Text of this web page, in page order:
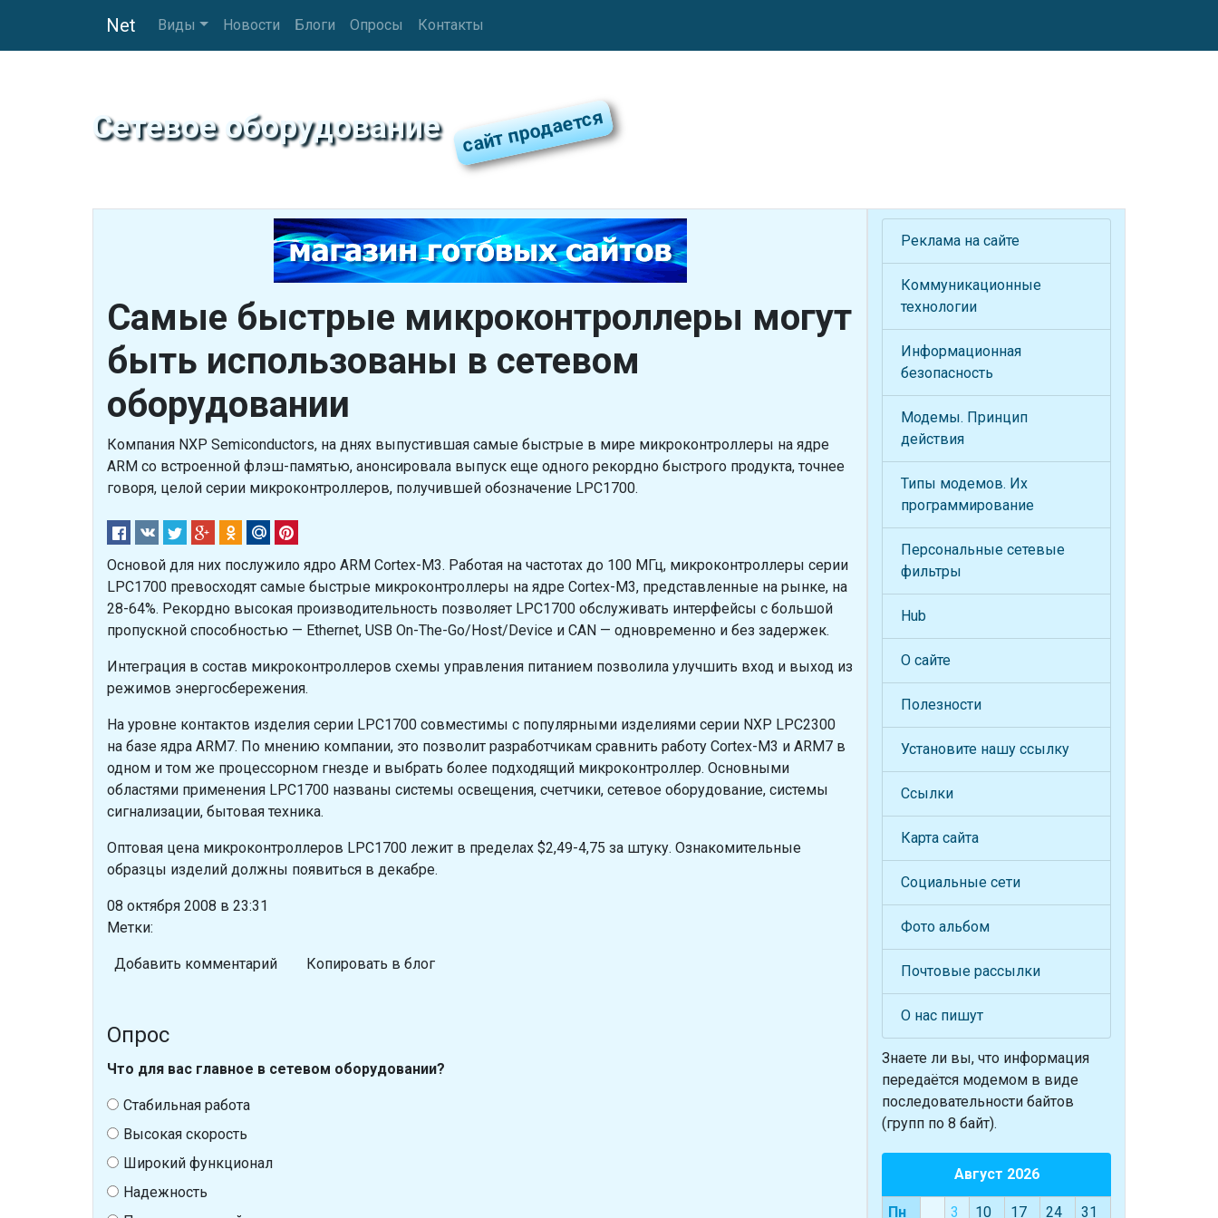
Net Виды Новости Блоги Опросы Контакты
Сетевое оборудование
Самые быстрые микроконтроллеры могут
быть использованы в сетевом
оборудовании
Компания NXP Semiconductors, на днях выпустившая самые быстрые в мире микроконтроллеры на ядре
ARM со встроенной флэш-памятью, анонсировала выпуск еще одного рекордно быстрого продукта, точнее
говоря, целой серии микроконтроллеров, получившей обозначение LPC1700.
Основой для них послужило ядро ARM Cortex-M3. Работая на частотах до 100 МГц, микроконтроллеры серии
LPC1700 превосходят самые быстрые микроконтроллеры на ядре Cortex-M3, представленные на рынке, на
28-64%. Рекордно высокая производительность позволяет LPC1700 обслуживать интерфейсы с большой
пропускной способностью — Ethernet, USB On-The-Go/Host/Device и CAN — одновременно и без задержек.
Интеграция в состав микроконтроллеров схемы управления питанием позволила улучшить вход и выход из
режимов энергосбережения.
На уровне контактов изделия серии LPC1700 совместимы с популярными изделиями серии NXP LPC2300
на базе ядра ARM7. По мнению компании, это позволит разработчикам сравнить работу Cortex-M3 и ARM7 в
одном и том же процессорном гнезде и выбрать более подходящий микроконтроллер. Основными
областями применения LPC1700 названы системы освещения, счетчики, сетевое оборудование, системы
сигнализации, бытовая техника.
Оптовая цена микроконтроллеров LPC1700 лежит в пределах $2,49-4,75 за штуку. Ознакомительные
образцы изделий должны появиться в декабре.
08 октября 2008 в 23:31
Метки:
Добавить комментарий Копировать в блог
Опрос
Что для вас главное в сетевом оборудовании?
Стабильная работа
Высокая скорость
Широкий функционал
Надежность
Реклама на сайте
Коммуникационные
технологии
Информационная
безопасность
Модемы. Принцип
действия
Типы модемов. Их
программирование
Персональные сетевые
фильтры
Hub
О сайте
Полезности
Установите нашу ссылку
Ссылки
Карта сайта
Социальные сети
Фото альбом
Почтовые рассылки
О нас пишут
Знаете ли вы, что информация
передаётся модемом в виде
последовательности байтов
(групп по 8 байт).
Август 2026
Пн 3 10 17 24 31